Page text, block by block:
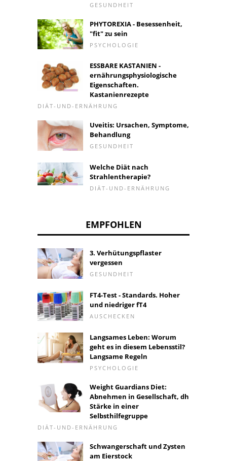
GESUNDHEIT
PHYTOREXIA - Besessenheit,
"fit" zu sein
PSYCHOLOGIE
ESSBARE KASTANIEN -
ernährungsphysiologische
Eigenschaften.
Kastanienrezepte
DIÄT-UND-ERNÄHRUNG
Uveitis: Ursachen, Symptome,
Behandlung
GESUNDHEIT
Welche Diät nach
Strahlentherapie?
DIÄT-UND-ERNÄHRUNG
EMPFOHLEN
3. Verhütungspflaster
vergessen
GESUNDHEIT
FT4-Test - Standards. Hoher
und niedriger fT4
AUSCHECKEN
Langsames Leben: Worum
geht es in diesem Lebensstil?
Langsame Regeln
PSYCHOLOGIE
Weight Guardians Diet:
Abnehmen in Gesellschaft, dh
Stärke in einer
Selbsthilfegruppe
DIÄT-UND-ERNÄHRUNG
Schwangerschaft und Zysten
am Eierstock